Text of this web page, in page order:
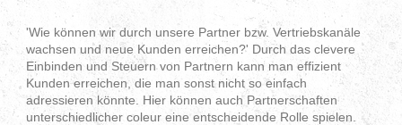
'Wie können wir durch unsere Partner bzw. Vertriebskanäle
wachsen und neue Kunden erreichen?' Durch das clevere
Einbinden und Steuern von Partnern kann man effizient
Kunden erreichen, die man sonst nicht so einfach
adressieren könnte. Hier können auch Partnerschaften
unterschiedlicher coleur eine entscheidende Rolle spielen.